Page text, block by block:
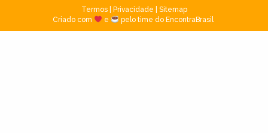
Termos| Privacidade
Sitemap
Criado com
e pelo time do EncontraBrasil